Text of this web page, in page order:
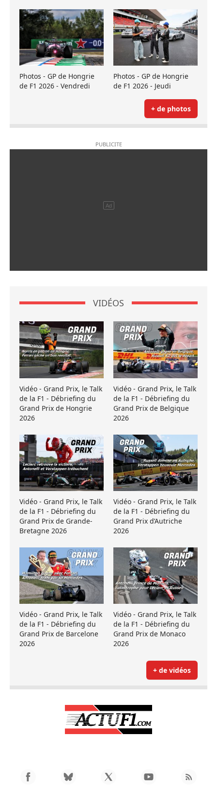
Photos - GP de Hongrie
de F1 2026 - Vendredi
Photos - GP de Hongrie
de F1 2026 - Jeudi
+ de photos
VIDÉOS
Vidéo - Grand Prix, le Talk
de la F1 - Débriefing du
Grand Prix de Hongrie
2026
Vidéo - Grand Prix, le Talk
de la F1 - Débriefing du
Grand Prix de Belgique
2026
Vidéo - Grand Prix, le Talk
de la F1 - Débriefing du
Grand Prix de Grande-
Bretagne 2026
Vidéo - Grand Prix, le Talk
de la F1 - Débriefing du
Grand Prix d’Autriche
2026
Vidéo - Grand Prix, le Talk
de la F1 - Débriefing du
Grand Prix de Barcelone
2026
Vidéo - Grand Prix, le Talk
de la F1 - Débriefing du
Grand Prix de Monaco
2026
+ de vidéos